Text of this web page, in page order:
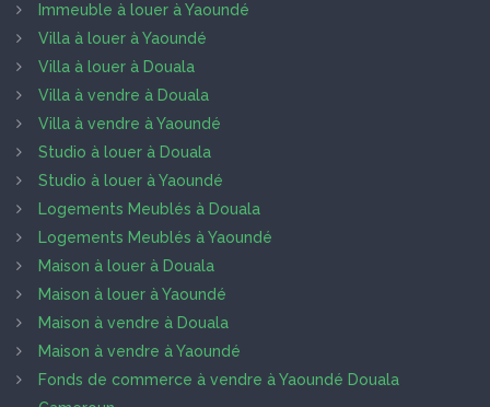
Immeuble à louer à Yaoundé
Villa à louer à Yaoundé
Villa à louer à Douala
Villa à vendre à Douala
Villa à vendre à Yaoundé
Studio à louer à Douala
Studio à louer à Yaoundé
Logements Meublés à Douala
Logements Meublés à Yaoundé
Maison à louer à Douala
Maison à louer à Yaoundé
Maison à vendre à Douala
Maison à vendre à Yaoundé
Fonds de commerce à vendre à Yaoundé Douala